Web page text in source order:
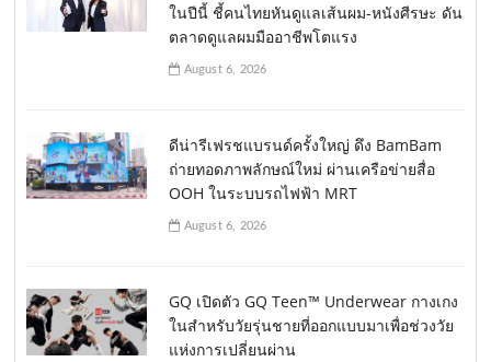
ในปีนี้ ชี้คนไทยหันดูแลเส้นผม-หนังศีรษะ ดัน
ตลาดดูแลผมมืออาชีพโตแรง
August 6, 2026
ดีน่ารีเฟรชแบรนด์ครั้งใหญ่ ดึง BamBam
ถ่ายทอดภาพลักษณ์ใหม่ ผ่านเครือข่ายสื่อ
OOH ในระบบรถไฟฟ้า MRT
August 6, 2026
GQ เปิดตัว GQ Teen™ Underwear กางเกง
ในสำหรับวัยรุ่นชายที่ออกแบบมาเพื่อช่วงวัย
แห่งการเปลี่ยนผ่าน